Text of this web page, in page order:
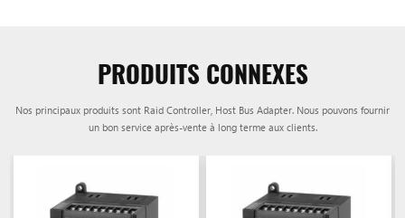
PRODUITS CONNEXES
Nos principaux produits sont Raid Controller, Host Bus Adapter. Nous pouvons fournir
un bon service après-vente à long terme aux clients.